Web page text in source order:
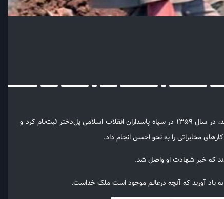
»؛ شهید والامقام سرباز شهیدجودکی، در دهم فروردین‌ماه سال ۱۳۴۲ در شهر ساوه به‌دنیا آمد، در سال ۱۳۵۹ در سپاه پاسداران انقلاب اسلامی پل‌دختر ثبت‌نام کرد و
که خبر شهادت او واصل شد.
یاد آورید که آنچه درعالم موجود است ملک خداست.